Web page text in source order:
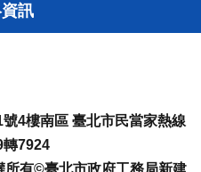
訊
4樓南區 臺北市民當家熱線
轉7924
有©臺北市政府工務局新建